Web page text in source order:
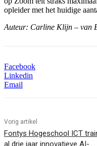
opleider met het huidige
Auteur: Carline Klijn – van
Facebook
Linkedin
Email
Vorig artikel
Fontys Hogeschool ICT
al drie jaar innovatieve AI-